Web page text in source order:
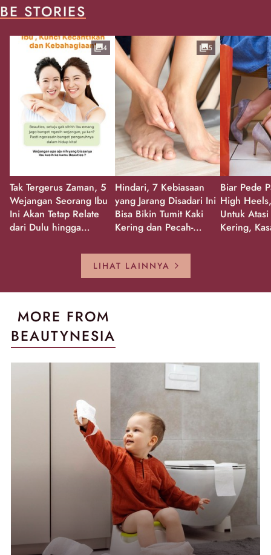
BE STORIES
Tak Tergerus Zaman, 5
Wejangan Seorang Ibu
Ini Akan Tetap Relate
dari Dulu hingga
4
Hindari, 7 Kebiasaan
yang Jarang Disadari Ini
Bisa Bikin Tumit Kaki
Kering dan Pecah-
5
Biar Pede
High
Untuk
Kering,
LIHAT LAINNYA
MORE FROM
BEAUTYNESIA